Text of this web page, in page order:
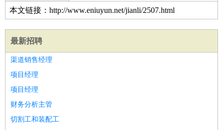
本文链接：http://www.eniuyun.net/jianli/2507.html
最新招聘
渠道销售经理
项目经理
项目经理
财务分析主管
切割工和装配工